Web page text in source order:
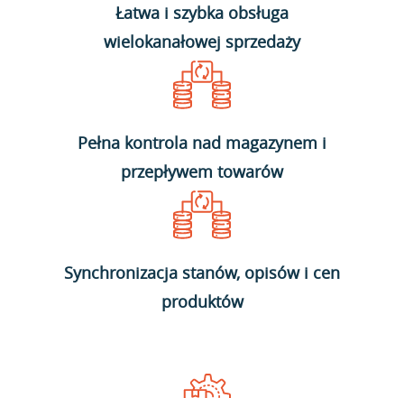
Łatwa i szybka obsługa
wielokanałowej sprzedaży
Pełna kontrola nad magazynem i
przepływem towarów
Synchronizacja stanów, opisów i cen
produktów